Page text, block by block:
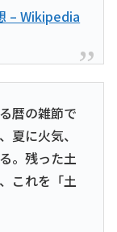
– Wikipedia
暦の雑節で
夏に火気、
。残った土
これを「土